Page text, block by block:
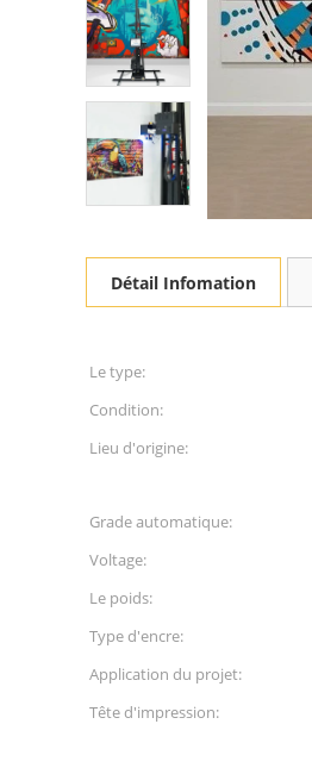
Détail Infomation
Le type:
Condition:
Lieu d'origine:
Grade automatique:
Voltage:
Le poids:
Type d'encre:
Application du projet:
Tête d'impression: